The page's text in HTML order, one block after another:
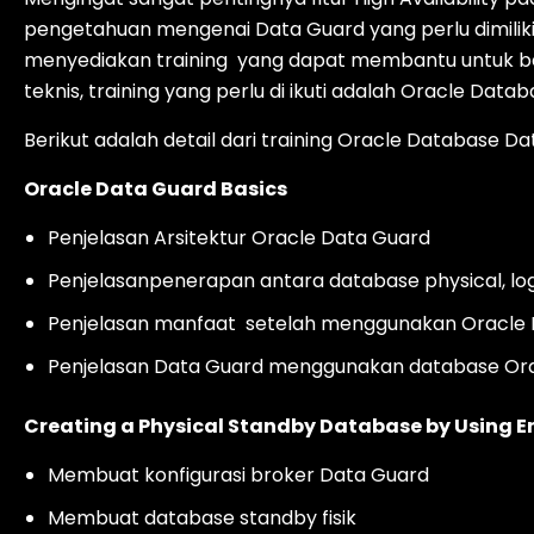
pengetahuan mengenai Data Guard yang perlu
menyediakan training yang dapat membantu untuk
teknis, training yang perlu di ikuti adalah Oracle
Berikut adalah detail dari training Oracle Database
Oracle Data Guard Basics
Penjelasan Arsitektur Oracle Data Guard
Penjelasanpenerapan antara database physical,
Penjelasan manfaat setelah menggunakan Oracle
Penjelasan Data Guard menggunakan database
Creating a Physical Standby Database by Using
Membuat konfigurasi broker Data Guard
Membuat database standby fisik